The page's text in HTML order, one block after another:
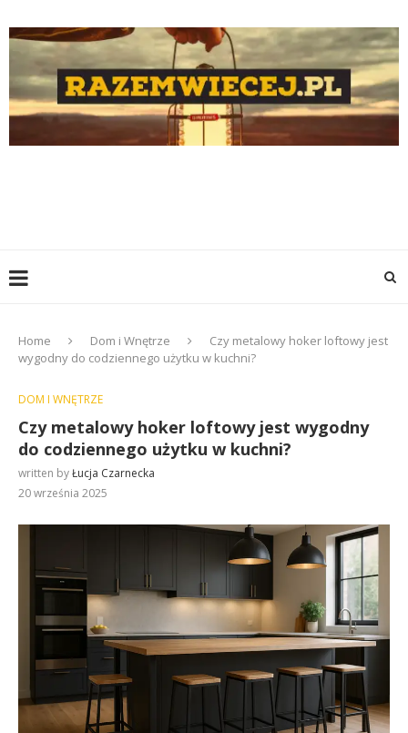
Home Dom i Wnętrze
Czy metalowy hoker loftowy jest
wygodny do codziennego użytku w kuchni?
DOM I WNĘTRZE
Czy metalowy hoker loftowy jest wygodny
do codziennego użytku w kuchni?
written byŁucja Czarnecka
20 września 2025